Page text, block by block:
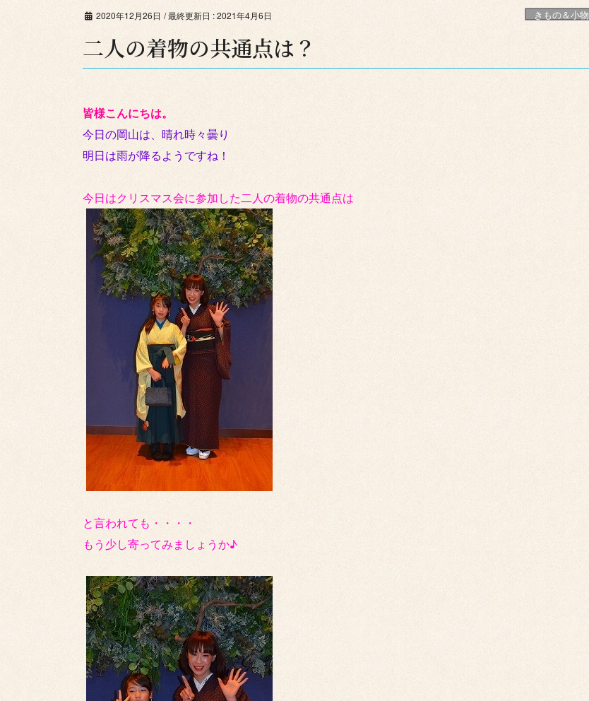
2020年12月26日 / 最終更新日 :2021年4月6日 きもの＆小物
二人の着物の共通点は？
皆様こんにちは。
今日の岡山は、晴れ時々曇り
明日は雨が降るようですね！
今日はクリスマス会に参加した二人の着物の共通点は
と言われても・・・・
もう少し寄ってみましょうか♪